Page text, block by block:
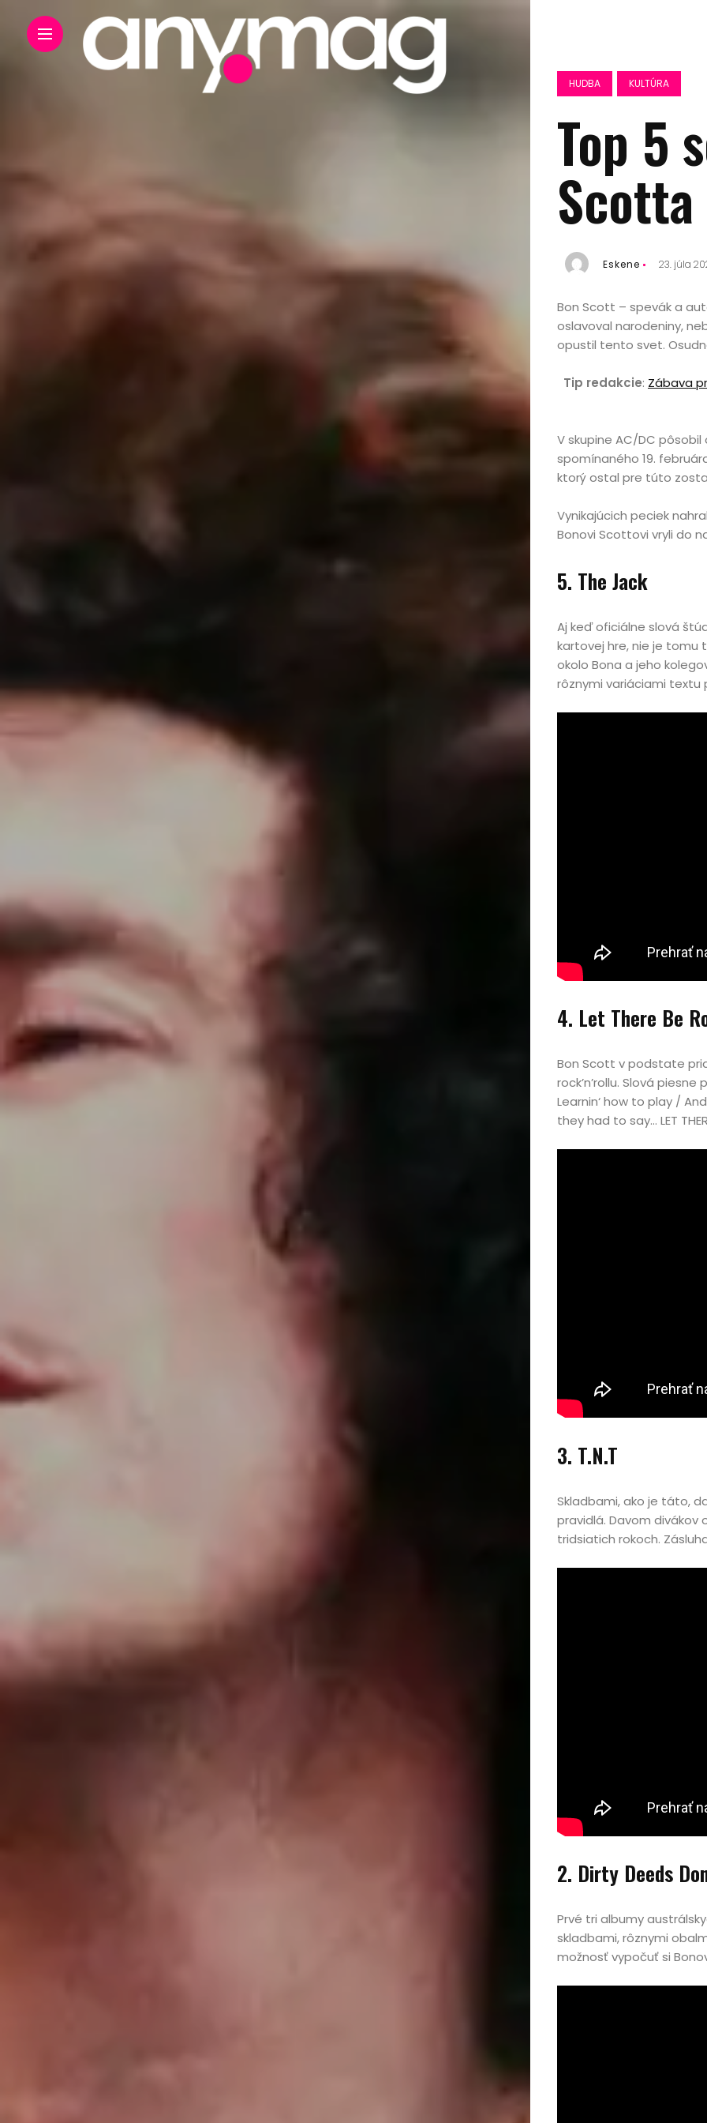
Domov
Cestovanie
Kultúra
Peniaze,
podnikanie
Rozhovory
HUDBA KULTÚRA
Top 5
Scotta
Eskene 23. júla
Bon Scott – spevák a
oslavoval narodeniny,
opustil tento svet.
Tip redakcie: Zábava
V skupine AC/DC pôsobil
spomínaného 19.
ktorý ostal pre túto
Vynikajúcich peciek
Bonovi Scottovi vryli do
5. The Jack
Aj keď oficiálne slová
kartovej hre, nie je tomu
okolo Bona a jeho
rôznymi variáciami textu
4. Let There Be
Bon Scott v podstate
rock’n’rollu. Slová
Learnin‘ how to play /
they had to say… LET
3. T.N.T
Skladbami, ako je táto,
pravidlá. Davom divákov
tridsiatich rokoch.
2. Dirty Deeds
Prvé tri albumy
skladbami, rôznymi
možnosť vypočuť si